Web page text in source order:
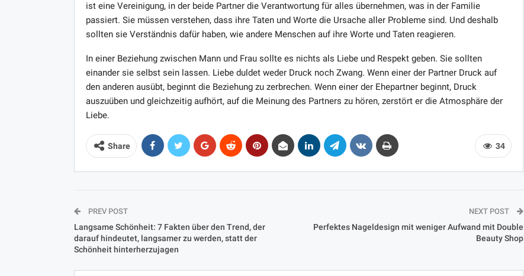
ist eine Vereinigung, in der beide Partner die Verantwortung für alles übernehmen, was in der Familie
passiert. Sie müssen verstehen, dass ihre Taten und Worte die Ursache aller Probleme sind. Und deshalb
sollten sie Verständnis dafür haben, wie andere Menschen auf ihre Worte und Taten reagieren.
In einer Beziehung zwischen Mann und Frau sollte es nichts als Liebe und Respekt geben. Sie sollten
einander sie selbst sein lassen. Liebe duldet weder Druck noch Zwang. Wenn einer der Partner Druck auf
den anderen ausübt, beginnt die Beziehung zu zerbrechen. Wenn einer der Ehepartner beginnt, Druck
auszuüben und gleichzeitig aufhört, auf die Meinung des Partners zu hören, zerstört er die Atmosphäre der
Liebe.
34
Share
PREV POST
Langsame Schönheit: 7 Fakten über den Trend, der
darauf hindeutet, langsamer zu werden, statt der
Schönheit hinterherzujagen
NEXT POST
Perfektes Nageldesign mit weniger Aufwand mit Double
Beauty Shop